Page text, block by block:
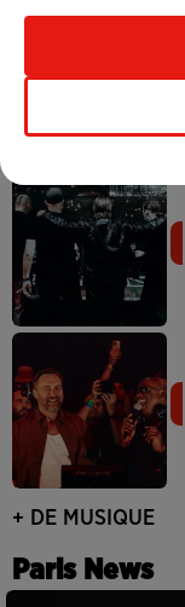
+ DE MUSIQUE
Paris News